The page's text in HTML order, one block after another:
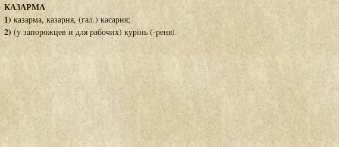
КАЗАРМА
1) казарма, казарня, (гал.) касарня;
2) (у запорожцев и для рабочих) курінь (-реня).